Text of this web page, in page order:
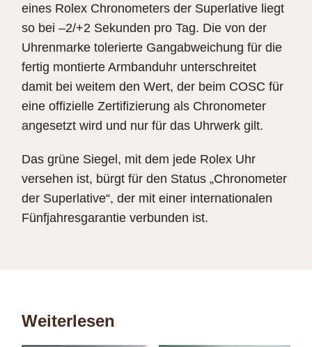
eines Rolex Chronometers der Superlative liegt
so bei –2/+2 Sekunden pro Tag. Die von der
Uhrenmarke tolerierte Gangabweichung für die
fertig montierte Armbanduhr unterschreitet
damit bei weitem den Wert, der beim COSC für
eine offizielle Zertifizierung als Chronometer
angesetzt wird und nur für das Uhrwerk gilt.
Das grüne Siegel, mit dem jede Rolex Uhr
versehen ist, bürgt für den Status „Chronometer
der Superlative“, der mit einer internationalen
Fünfjahresgarantie verbunden ist.
Weiterlesen